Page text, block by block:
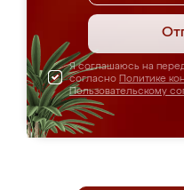
Я соглашаюсь на
согласно Политике
Пользовательскому